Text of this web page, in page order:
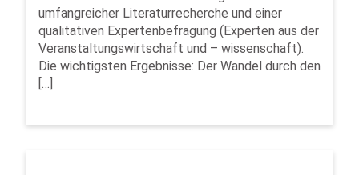
umfangreicher Literaturrecherche und einer
qualitativen Expertenbefragung (Experten aus der
Veranstaltungswirtschaft und – wissenschaft).
Die wichtigsten Ergebnisse: Der Wandel durch den
[…]